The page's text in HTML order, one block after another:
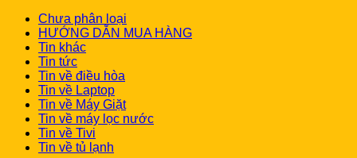
Chưa phân loại
HƯỚNG DẪN MUA HÀNG
Tin khác
Tin tức
Tin về điều hòa
Tin về Laptop
Tin về Máy Giặt
Tin về máy lọc nước
Tin về Tivi
Tin về tủ lạnh